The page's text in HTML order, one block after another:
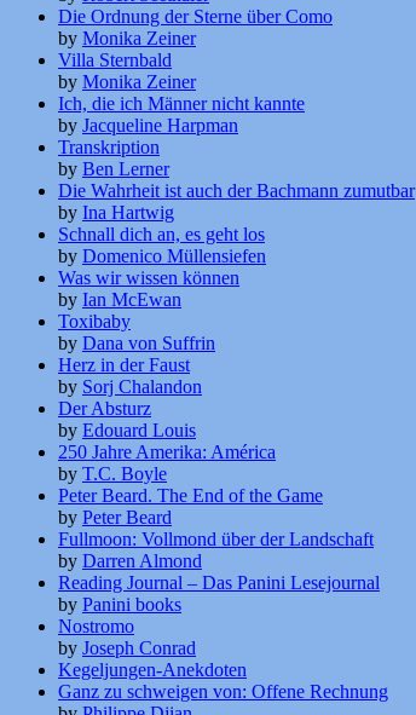
Die Ordnung der Sterne über Como
by Monika Zeiner
Villa Sternbald
by Monika Zeiner
Ich, die ich Männer nicht kannte
by Jacqueline Harpman
Transkription
by Ben Lerner
Die Wahrheit ist auch der Bachmann zumutbar
by Ina Hartwig
Schnall dich an, es geht los
by Domenico Müllensiefen
Was wir wissen können
by Ian McEwan
Toxibaby
by Dana von Suffrin
Herz in der Faust
by Sorj Chalandon
Der Absturz
by Edouard Louis
250 Jahre Amerika: América
by T.C. Boyle
Peter Beard. The End of the Game
by Peter Beard
Fullmoon: Vollmond über der Landschaft
by Darren Almond
Reading Journal – Das Panini Lesejournal
by Panini books
Nostromo
by Joseph Conrad
Kegeljungen-Anekdoten
Ganz zu schweigen von: Offene Rechnung